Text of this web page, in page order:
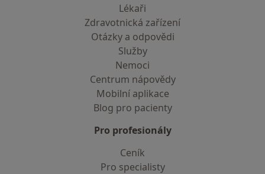
Lékaři
Zdravotnická zařízení
Otázky a odpovědi
Služby
Nemoci
Centrum nápovědy
Mobilní aplikace
Blog pro pacienty
Pro profesionály
Ceník
Pro specialisty